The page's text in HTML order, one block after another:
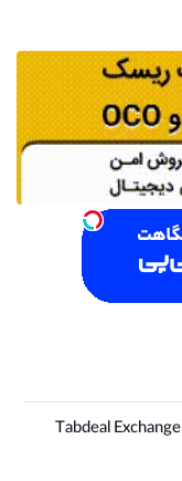
نقد و بررسی صرافی تبدیل – Tabdeal Exchange